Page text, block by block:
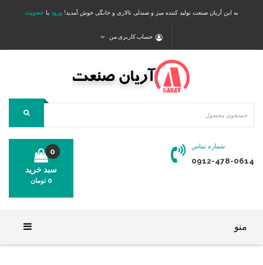
به این آریان صنعت تولید کننده میز و صندلی تالاری و خانگی خوش آمدید! ورود یا عضویت
حساب کاربری من
شماره تماس
0912-478-0614
سبد خرید
0
0 تومان
منو